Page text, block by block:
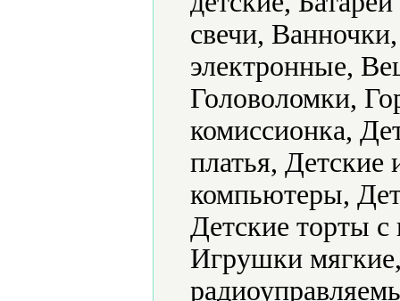
свечи,
электронные,
Головоломки,
комиссионка,
платья,
компьютеры,
Детские торты
Игрушки